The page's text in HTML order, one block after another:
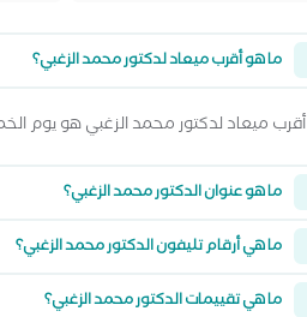
ما هو أقرب ميعاد لدكتور محمد الزغبي؟
أقرب ميعاد لدكتور محمد الزغبي هو يوم الخميس 13 اغسطس 2026 وتقدر تشوف كل المواعيد المتاحة من خلال عرض
ما هو عنوان الدكتور محمد الزغبي؟
ما هي أرقام تليفون الدكتور محمد الزغبي؟
ما هي تقييمات الدكتور محمد الزغبي؟